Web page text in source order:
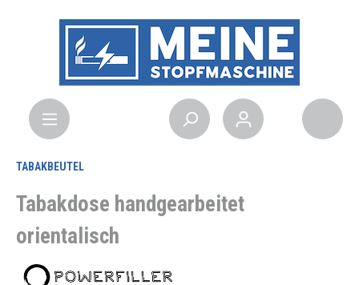
TABAKBEUTEL
Tabakdose handgearbeitet
orientalisch